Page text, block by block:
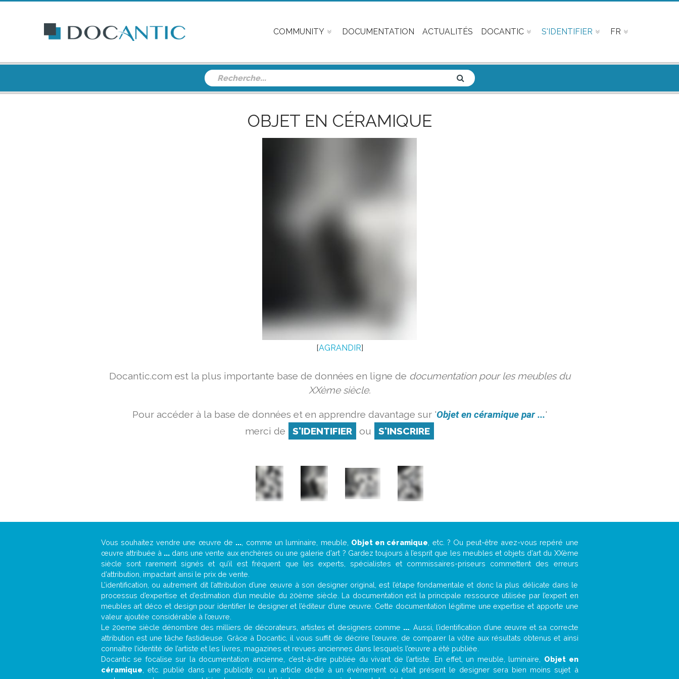
COMMUNITY DOCUMENTATION ACTUALITÉS DOCANTIC S'IDENTIFIER FR
OBJET EN CÉRAMIQUE
[AGRANDIR]
Docantic.com est la plus importante base de données en ligne de documentation pour les meubles du
XXème siècle.
Pour accéder à la base de données et en apprendre davantage sur 'Objet en céramique par ...'
merci de
S'IDENTIFIER ou S'INSCRIRE
Vous souhaitez vendre une œuvre de ... , comme un luminaire, meuble, Objet en céramique , etc. ? Ou peut-être avez-vous repéré une
œuvre attribuée à ...dans une vente aux enchères ou une galerie d’art ? Gardez toujours à l’esprit que les meubles et objets d’art du XXème
siècle sont rarement signés et qu’il est fréquent que les experts, spécialistes et commissaires-priseurs commettent des erreurs
d’attribution, impactant ainsi le prix de vente.
L’identification, ou autrement dit l’attribution d’une œuvre à son designer original, est l’étape fondamentale et donc la plus délicate dans le
processus d’expertise et d’estimation d’un meuble du 20ème siècle. La documentation est la principale ressource utilisée par l’expert en
meubles art déco et design pour identifier le designer et l’éditeur d’une œuvre. Cette documentation légitime une expertise et apporte une
valeur ajoutée considérable à l’œuvre.
Le 20eme siècle dénombre des milliers de décorateurs, artistes et designers comme .... Aussi, l’identification d’une œuvre et sa correcte
attribution est une tâche fastidieuse. Grâce à Docantic, il vous suffit de décrire l’œuvre, de comparer la vôtre aux résultats obtenus et ainsi
connaître l’identité de l’artiste et les livres, magazines et revues anciennes dans lesquels l’œuvre a été publiée.
Docantic se focalise sur la documentation ancienne, c’est-à-dire publiée du vivant de l’artiste. En effet, un meuble, luminaire, Objet en
céramique , etc. publié dans une publicité ou un article dédié à un évènement où était présent le designer sera bien moins sujet à